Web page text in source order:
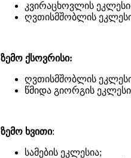
კვირაცხოვლის
ღვთისმშობლის
ზემო ქსოვრისი:
ღვთისმშობლის
წმიდა გიორგის
ზემო ხვითი:
სამების ეკლესია;